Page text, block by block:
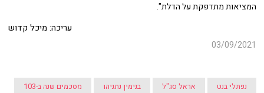
המציאות מתדפקת על הדלת".
עריכה: מיכל קדוש
03/09/2021
נפתלי בנט אראל סג"ל בנימין נתניהו
מסכמים שנה ב-103